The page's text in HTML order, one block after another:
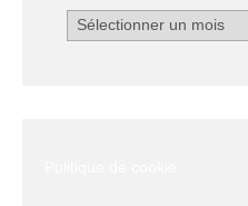
Archives